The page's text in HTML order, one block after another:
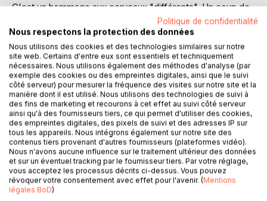
C'est un hommage aux cerveaux "différents". Un coup de
pub pour tous ceux qui sont souvent mal compris, parfois
maltraités, trop vite dénigrés, mal diagnostiqués, alors
qu'ils tentent d'allumer nos consciences embrumées.
Un coup de gueule pour tout ce qui ne devrait plus exister
aussi.
Ces pages vous livreront de nouveaux outils. En parlant du
quotidien, du sexe, de nos maisons, de notre corps ou de
nos relations, elles revisitent la vie en surfant sur un brin de
lumière. Le bagage littéraire pour comprendre le
phénomène d'ouverture manque un peu, surtout dans le
domaine de la psychologie ou l'univers de la thérapie.
C'est pourquoi il nous faut changer de référentiel, bouger
notre curseur intérieur et modifier notre manière d'utiliser
Politique de confidentialité
Nous respectons la protection des données
Nous utilisons des cookies et des technologies similaires sur notre
site web. Certains d'entre eux sont essentiels et techniquement
nécessaires. Nous utilisons également des méthodes d'analyse (par
exemple des cookies ou des empreintes digitales, ainsi que le suivi
côté serveur) pour mesurer la fréquence des visites sur notre site et la
manière dont il est utilisé. Nous utilisons des technologies de suivi à
des fins de marketing et recourons à cet effet au suivi côté serveur
ainsi qu'à des fournisseurs tiers, ce qui permet d'utiliser des cookies,
des empreintes digitales, des pixels de suivi et des adresses IP sur
tous les appareils. Nous intégrons également sur notre site des
contenus tiers provenant d'autres fournisseurs (plateformes vidéo).
Nous n'avons aucune influence sur le traitement ultérieur des données
et sur un éventuel tracking par le fournisseur tiers. Par votre réglage,
vous acceptez les processus décrits ci-dessus. Vous pouvez
révoquer votre consentement avec effet pour l'avenir. (Mentions
légales BoD)